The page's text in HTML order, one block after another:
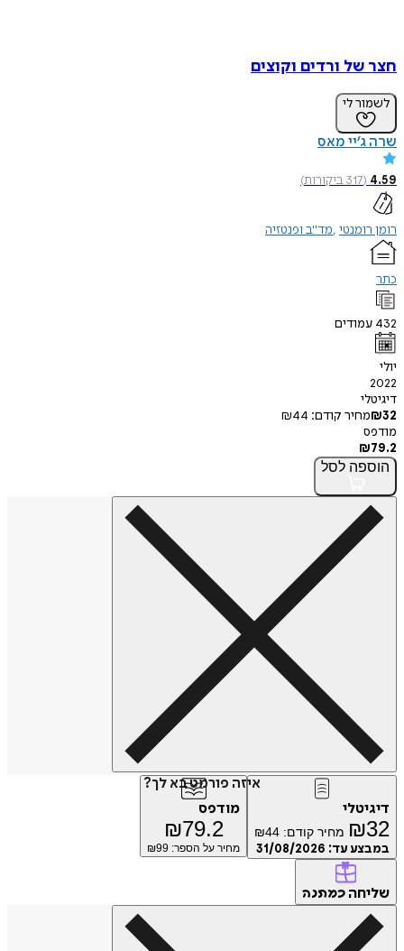
חצר של ורדים וקוצים
לשמור לי
שרה ג’יי מאס
4.59
(
317ביקורות)
רומן רומנטי מד"ב ופנטזיה
כתר
432 עמודים
יולי
2022
דיגיטלי
₪32 מחיר קודם: ₪44
מודפס
₪79.2
הוספה לסל
איזה פורמט בא לך?
דיגיטלי
₪32 מחיר קודם: ₪44
במבצע עד: 31/08/2026
מודפס
₪79.2
מחיר על הספר: ₪ 99
שליחה כמתנה